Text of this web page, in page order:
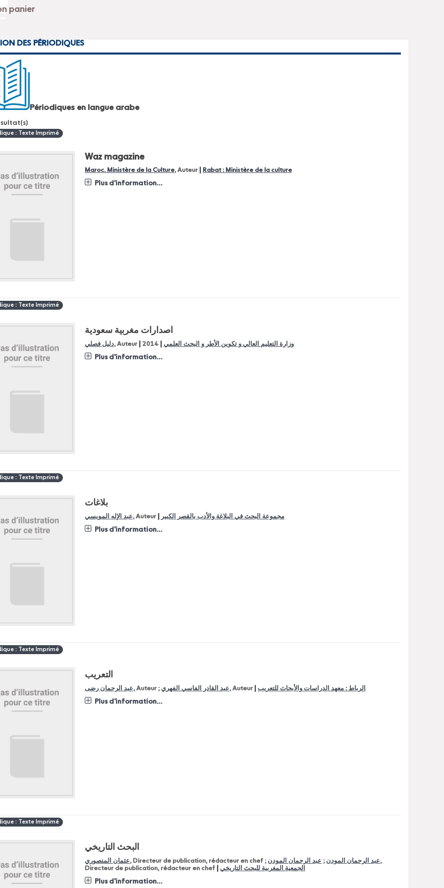
DES PÉRIODIQUES
Périodiques en langue arabe
: Texte Imprimé
Waz magazine
Maroc. Ministère de la Culture, Auteur Rabat : Ministère de la culture
Plus d'information...
: Texte Imprimé
اصدارات مغربية سعودية
دليل فصلي, Auteur وزارة التعليم العالي و تكوين الأطر و البحث العلمي |
2014
Plus d'information...
: Texte Imprimé
بلاغات
عبد الإله المويسي, Auteur مجموعة البحث في البلاغة والأدب بالقصر الكبير
Plus d'information...
: Texte Imprimé
التعريب
عبد الرحمان رضى, Auteur ; عبد القادر الفاسي الفهري, Auteur الرباط : معهد الدراسات والأبحاث للتعريب
Plus d'information...
: Texte Imprimé
البحث التاريخي
عثمان المنصوري, Directeur de publication, rédacteur en chef ; عبد الرحمان المودن ; عبد الرحمان المودن
,
Directeur de publication, rédacteur en chef
الجمعية المغربية للبحث التاريخي
Plus d'information...